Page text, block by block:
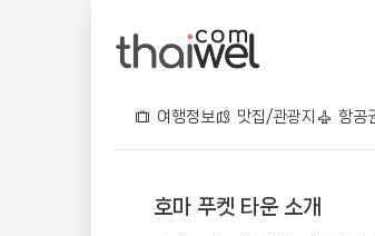
여행정보 맛집/관광지 항공
호마 푸켓 타운
호마 푸켓 타운 소개